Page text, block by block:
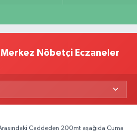
Nöbetçi Eczaneler
Caddeden 200mt aşağıda Cuma